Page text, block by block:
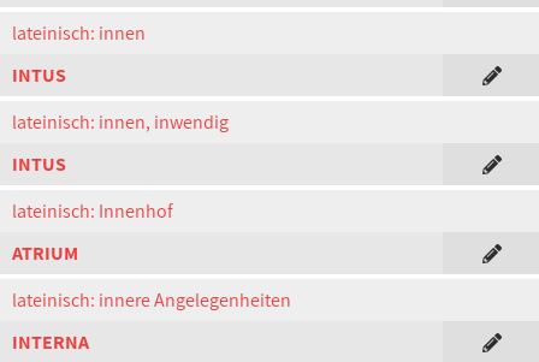
lateinisch: innen
INTUS
lateinisch: innen, inwendig
INTUS
lateinisch: Innenhof
ATRIUM
lateinisch: innere Angelegenheiten
INTERNA